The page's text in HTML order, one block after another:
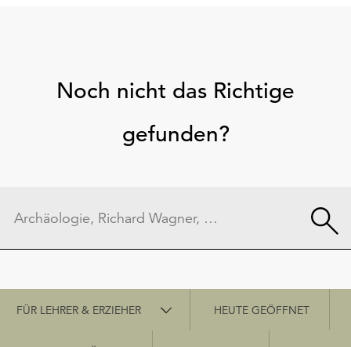
Noch nicht das Richtige
gefunden?
Schnellzugriff
FÜR LEHRER & ERZIEHER HEUTE GEÖFFNET